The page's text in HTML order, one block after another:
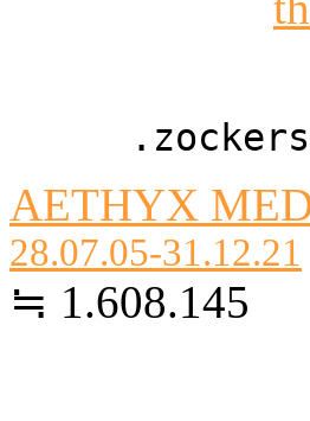
AETHYX
28.07.05-31.12.21
≒ 1.608.145